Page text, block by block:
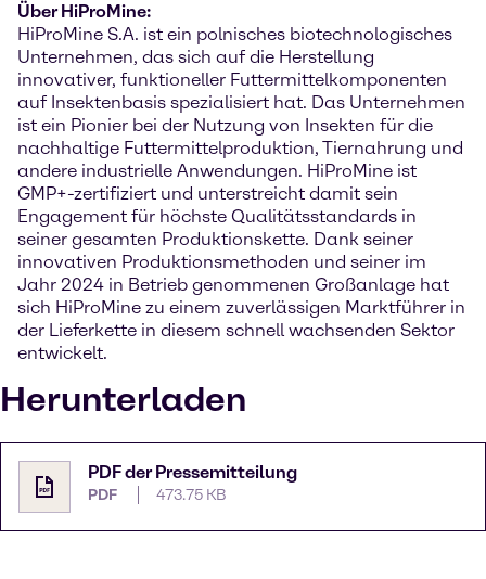
Über HiProMine:
HiProMine S.A. ist ein polnisches biotechnologisches
Unternehmen, das sich auf die Herstellung
innovativer, funktioneller Futtermittelkomponenten
auf Insektenbasis spezialisiert hat. Das Unternehmen
ist ein Pionier bei der Nutzung von Insekten für die
nachhaltige Futtermittelproduktion, Tiernahrung und
andere industrielle Anwendungen. HiProMine ist
GMP+-zertifiziert und unterstreicht damit sein
Engagement für höchste Qualitätsstandards in
seiner gesamten Produktionskette. Dank seiner
innovativen Produktionsmethoden und seiner im
Jahr 2024 in Betrieb genommenen Großanlage hat
sich HiProMine zu einem zuverlässigen Marktführer in
der Lieferkette in diesem schnell wachsenden Sektor
entwickelt.
Herunterladen
PDF der Pressemitteilung
PDF 473.75 KB